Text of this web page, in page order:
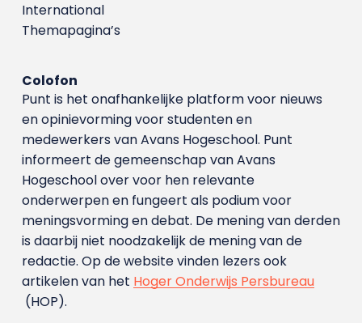
International
Themapagina’s
Colofon
Punt is het onafhankelijke platform voor nieuws
en opinievorming voor studenten en
medewerkers van Avans Hoge­school. Punt
informeert de gemeenschap van Avans
Hogeschool over voor hen relevante
onderwerpen en fungeert als podium voor
meningsvorming en debat. De mening van derden
is daarbij niet noodzakelijk de mening van de
redactie. Op de website vinden lezers ook
artikelen van het Hoger Onderwijs Persbureau
(HOP).